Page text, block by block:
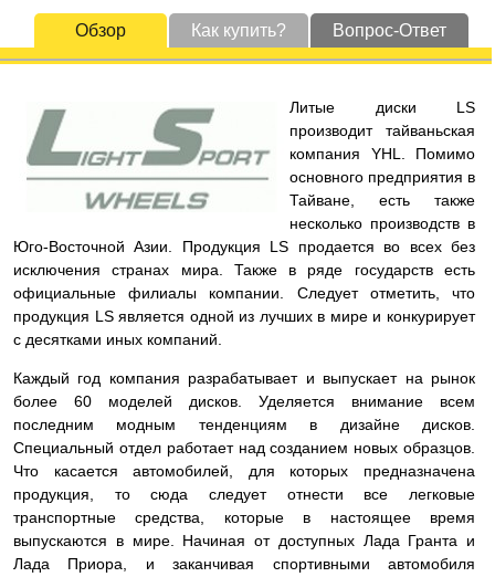
Обзор Как купить? Вопрос-Ответ
Литые диски LS
производит тайваньская
компания YHL. Помимо
основного предприятия в
Тайване, есть также
несколько производств в
Юго-Восточной Азии. Продукция LS продается во всех без
исключения странах мира. Также в ряде государств есть
официальные филиалы компании. Следует отметить, что
продукция LS является одной из лучших в мире и конкурирует
с десятками иных компаний.
Каждый год компания разрабатывает и выпускает на рынок
более 60 моделей дисков. Уделяется внимание всем
последним модным тенденциям в дизайне дисков.
Специальный отдел работает над созданием новых образцов.
Что касается автомобилей, для которых предназначена
продукция, то сюда следует отнести все легковые
транспортные средства, которые в настоящее время
выпускаются в мире. Начиная от доступных Лада Гранта и
Лада Приора, и заканчивая спортивными автомобиля